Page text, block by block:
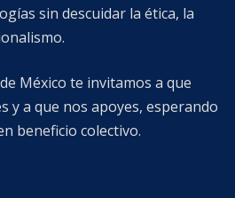
sin descuidar la ética, la
México te invitamos a que
y a que nos apoyes, esperando
beneficio colectivo.